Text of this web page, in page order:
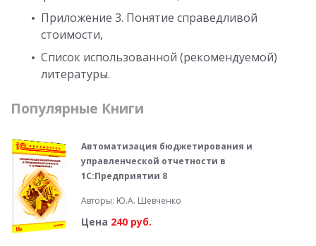
Приложение 3. Понятие справедливой
стоимости,
Список использованной (рекомендуемой)
литературы.
Популярные Книги
Автоматизация бюджетирования и
управленческой отчетности в
1С:Предприятии 8
Авторы: Ю.А. Шевченко
Цена 240 руб.